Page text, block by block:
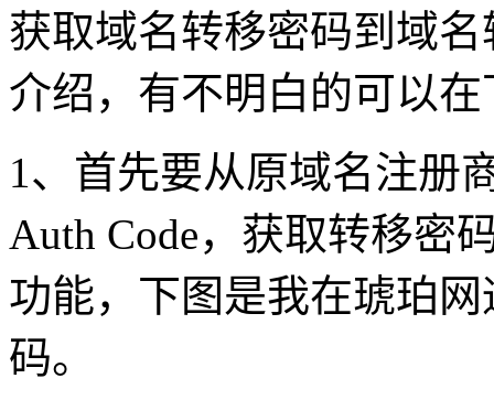
获取域名转移密码到域
介绍，有不明白的可以
1、首先要从原域名注册
Auth Code，获取转移密
功能，下图是我在琥珀
码。